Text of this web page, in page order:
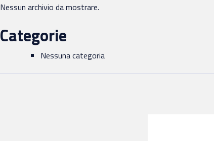
Nessun archivio da mostrare.
Categorie
Nessuna categoria